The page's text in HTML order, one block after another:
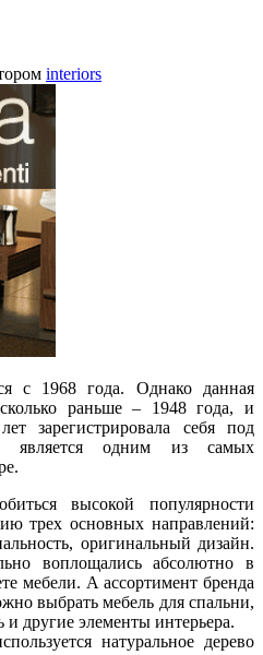
interiors
с 1968 года. Однако данная
раньше – 1948 года, и
зарегистрировала себя под
является одним из самых
высокой популярности
трех основных направлений:
оригинальный дизайн.
воплощались абсолютно в
мебели. А ассортимент бренда
выбрать мебель для спальни,
другие элементы интерьера.
натуральное дерево